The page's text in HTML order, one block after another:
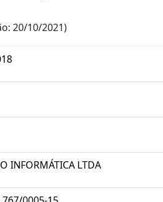
20/10/2021)
INFORMÁTICA LTDA